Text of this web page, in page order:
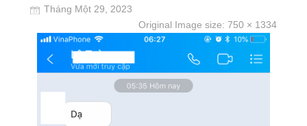
Tháng Một 29, 2023
Original Image size: 750 × 1334